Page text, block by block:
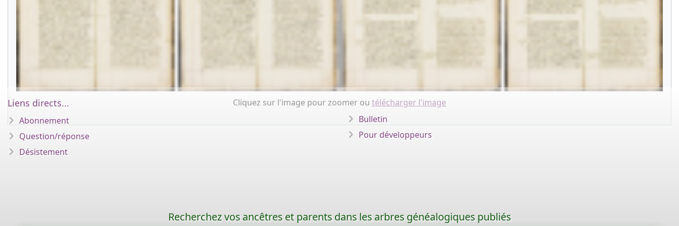
Cliquez sur l'image pour zoomer ou télécharger l'image
Liens directs...
Abonnement
Question/réponse
Désistement
Bulletin
Pour développeurs
Recherchez vos ancêtres et parents dans les arbres généalogiques publiés